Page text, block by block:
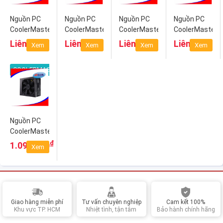
Nguồn PC
CoolerMaster
Elite V3
400W
Liên hệ
Xem
Nguồn PC
CoolerMaster
Elite V3
500W
Liên hệ
Xem
Nguồn PC
CoolerMaster
Elite V3
600W
Liên hệ
Xem
Nguồn PC
CoolerMaster
MWE 400
White-V2
Liên hệ
Xem
COOLERMASTER
Nguồn PC
CoolerMaster
MWE 500
White-V2
1.090.000₫
Xem
Giao hàng miễn phí
Khu vực TP. HCM
Tư vấn chuyên nghiệp
Nhiệt tình, tận tâm
Cam kết 100%
Bảo hành chính hãng